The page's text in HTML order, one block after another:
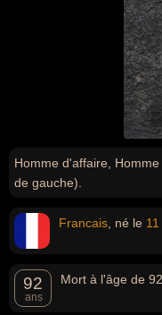
Homme d'affaire,
de gauche).
Francais , né le
92
ans
Mort à l'âge de